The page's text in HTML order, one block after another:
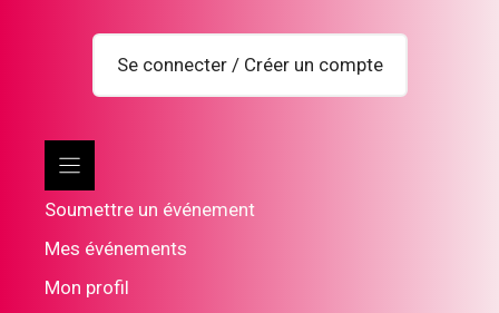
Se connecter / Créer un compte
Soumettre un événement
Mes événements
Mon profil